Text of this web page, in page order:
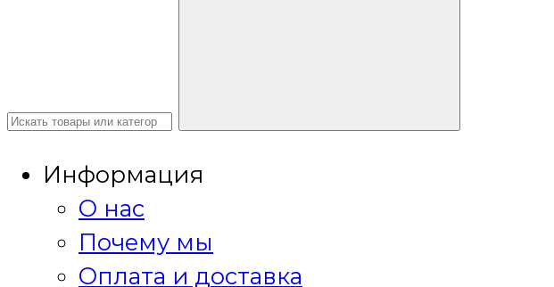
Информация
О нас
Почему мы
Оплата и доставка